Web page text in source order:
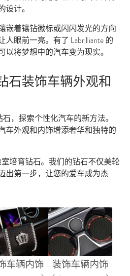
计。
嵌着镶钻徽标或闪闪发光的方向
眼前一亮。有了 Labrilliante 的
以将梦想中的汽车变为现实。
石装饰车辆外观和
石，探索个性化汽车的新方法。
车外观和内饰增添奢华和独特的
室培育钻石。我们的钻石不仅美轮
出第一步，让您的爱车成为杰
车辆内饰
装饰车辆内饰